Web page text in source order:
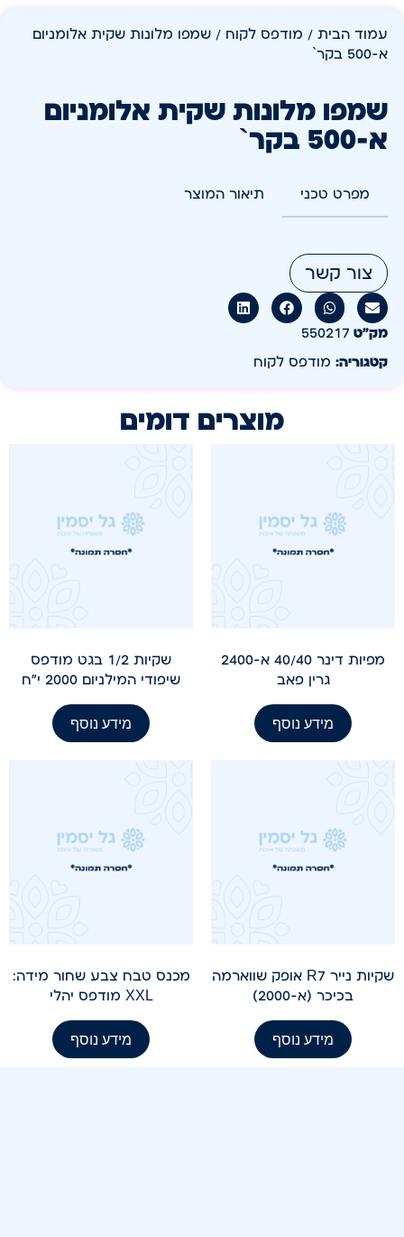
עמוד הבית / מודפס לקוח / שמפו מלונות שקית אלומניום
א-500 בקר`
שמפו מלונות שקית אלומניום
א-500 בקר`
מפרט טכני תיאור המוצר
צור קשר
מק״ט 550217
קטגוריה: מודפס לקוח
מוצרים דומים
מפיות דינר 40/40 א-2400
גרין פאב
מידע נוסף
שקיות 1/2 בגט מודפס
שיפודי המילניום 2000 י"ח
מידע נוסף
שקיות נייר R7 אופק שווארמה
בכיכר (א-2000)
מידע נוסף
מכנס טבח צבע שחור מידה:
XXL מודפס יהלי
מידע נוסף